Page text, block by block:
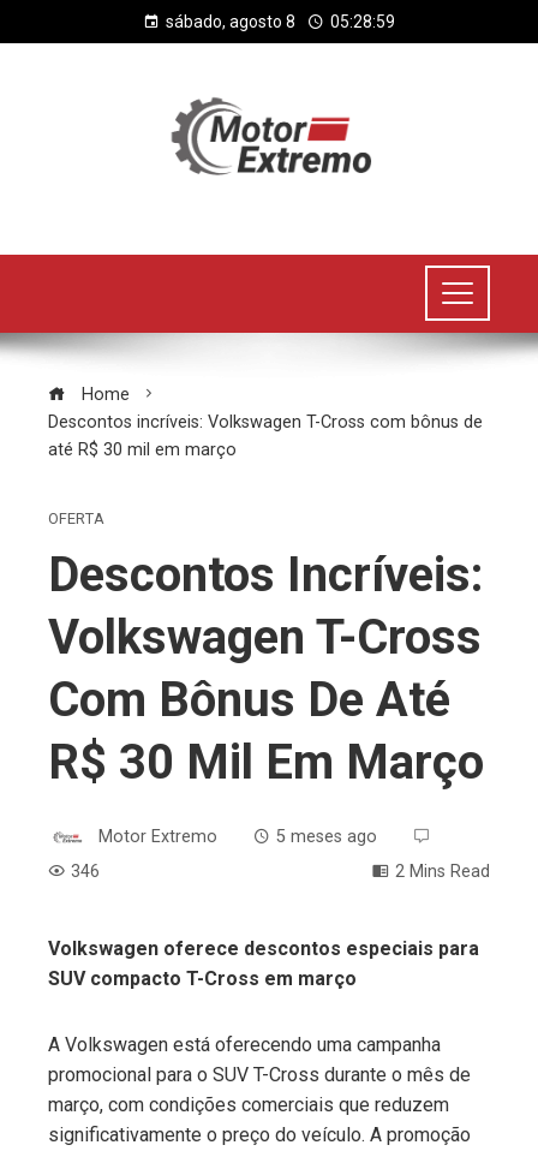
sábado, agosto 8 05:28:59
Home
Descontos incríveis: Volkswagen T-Cross com bônus de
até R$ 30 mil em março
OFERTA
Descontos Incríveis:
Volkswagen T-Cross
Com Bônus De Até
R$ 30 Mil Em Março
Motor Extremo
5 meses ago
346
2 Mins Read
Volkswagen oferece descontos especiais para
SUV compacto T-Cross em março
A Volkswagen está oferecendo uma campanha
promocional para o SUV T-Cross durante o mês de
março, com condições comerciais que reduzem
significativamente o preço do veículo. A promoção